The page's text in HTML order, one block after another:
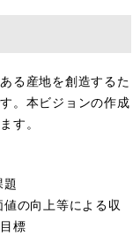
る産地を創造するた
。本ビジョンの作成
す。
題
の向上等による収
標